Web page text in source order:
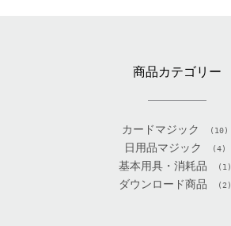
商品カテゴリー
カードマジック (10)
日用品マジック (4)
基本用具・消耗品 (1)
ダウンロード商品 (2)